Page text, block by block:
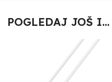
POGLEDAJ JOŠ I...